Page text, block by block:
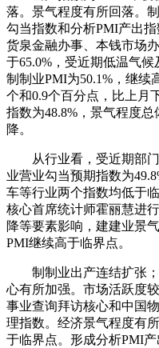
落。景气程度有所回落。
勾当指数和分析PMI产出指
货泉金融办事、本钱市场
于65.0%，受近期低温气
制制业PMI为50.1%，继续
个和0.9个百分点，比上月
指数为48.8%，景气程度
降。
从行业看，受近期部门
业营业勾当预期指数为
车等行业两个指数均低于
核心首席统计师霍丽慧进
降等要素影响，建建业景
PMI继续高于临界点。
制制业出产连结扩张；
心有所加强。市场活跃度
事业查询拜访核心和中国
理指数。经济景气程度有
于临界点。形成分析PMI